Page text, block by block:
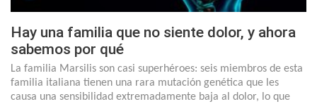
Hay una familia que no siente dolor, y ahora
sabemos por qué
La familia Marsilis son casi superhéroes: seis miembros de esta
familia italiana tienen una rara mutación genética que les
causa una sensibilidad extremadamente baja al dolor, lo que